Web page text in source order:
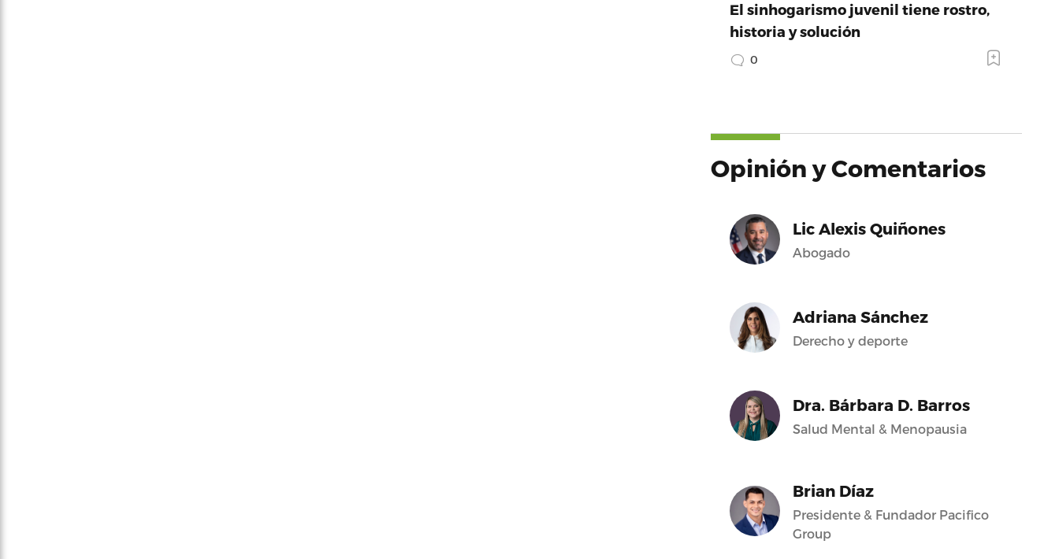
El sinhogarismo juvenil tiene rostro,
historia y solución
0
Opinión y Comentarios
Lic Alexis Quiñones
Abogado
Adriana Sánchez
Derecho y deporte
Dra. Bárbara D. Barros
Salud Mental & Menopausia
Brian Díaz
Presidente & Fundador Pacifico
Group